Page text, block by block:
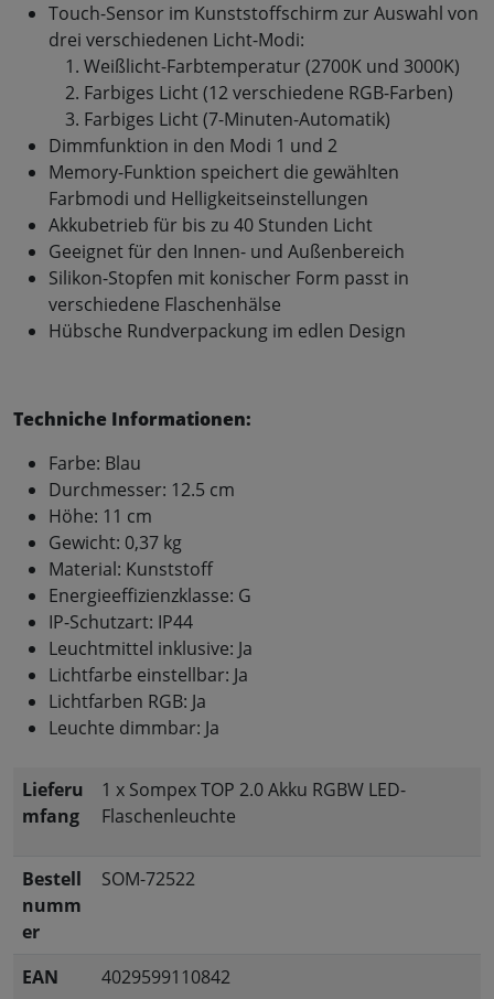
Touch-Sensor im Kunststoffschirm zur Auswahl von
drei verschiedenen Licht-Modi:
Weißlicht-Farbtemperatur (2700K und 3000K)
Farbiges Licht (12 verschiedene RGB-Farben)
Farbiges Licht (7-Minuten-Automatik)
Dimmfunktion in den Modi 1 und 2
Memory-Funktion speichert die gewählten
Farbmodi und Helligkeitseinstellungen
Akkubetrieb für bis zu 40 Stunden Licht
Geeignet für den Innen- und Außenbereich
Silikon-Stopfen mit konischer Form passt in
verschiedene Flaschenhälse
Hübsche Rundverpackung im edlen Design
Techniche Informationen:
Farbe: Blau
Durchmesser: 12.5 cm
Höhe: 11 cm
Gewicht: 0,37 kg
Material: Kunststoff
Energieeffizienzklasse: G
IP-Schutzart: IP44
Leuchtmittel inklusive: Ja
Lichtfarbe einstellbar: Ja
Lichtfarben RGB: Ja
Leuchte dimmbar: Ja
Lieferu
mfang
1 x Sompex TOP 2.0 Akku RGBW LED-
Flaschenleuchte
Bestell
numm
er
SOM-72522
EAN 4029599110842